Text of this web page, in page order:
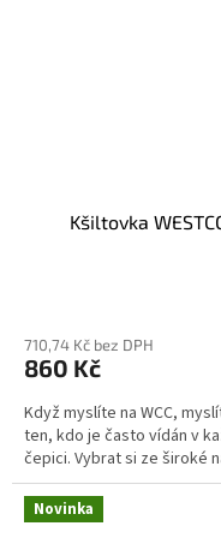
Kšiltovka
710,74 Kč bez DPH
860 Kč
Když myslíte na WCC,
ten, kdo je často vídán v
čepici. Vybrat si ze široké
Novinka